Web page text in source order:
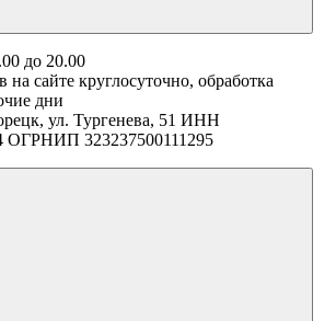
до 20.00
на сайте круглосуточно, обработка
дни
ул. Тургенева, 51 ИНН
ОГРНИП 323237500111295